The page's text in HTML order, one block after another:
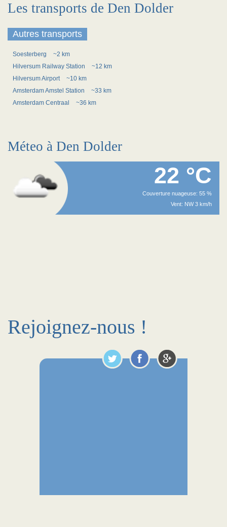
Les transports de Den Dolder
Autres transports
Soesterberg
~2 km
Hilversum Railway Station
~12 km
Hilversum Airport
~10 km
Amsterdam Amstel Station
~33 km
Amsterdam Centraal
~36 km
Méteo à Den Dolder
22 °C
Couverture nuageuse: 55 %
Vent: NW 3 km/h
Rejoignez-nous !